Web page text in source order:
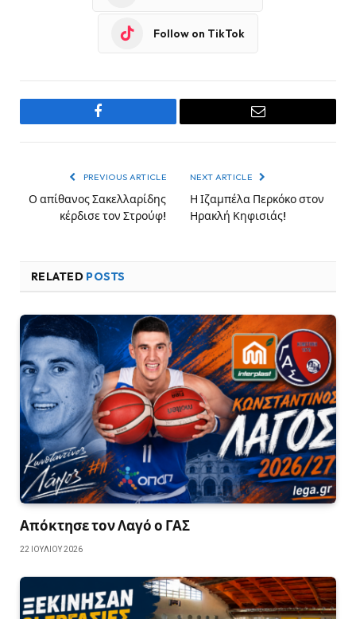
Follow on TikTok
Facebook Email
PREVIOUS ARTICLE
Ο απίθανος Σακελλαρίδης
κέρδισε τον Στρούφ!
NEXT ARTICLE
Η Ιζαμπέλα Περκόκο στον
Ηρακλή Κηφισιάς!
RELATED POSTS
Απόκτησε τον Λαγό ο ΓΑΣ
22 ΙΟΥΛΊΟΥ 2026